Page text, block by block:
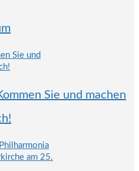
Sie und machen